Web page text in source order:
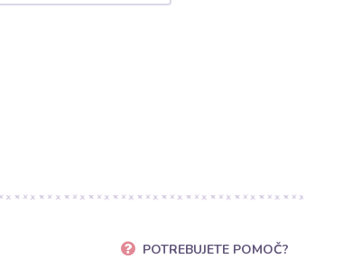
POTREBUJETE POMOČ?